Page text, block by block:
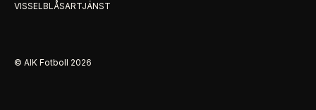
VISSELBLÅSARTJÄNST
© AIK Fotboll 2026